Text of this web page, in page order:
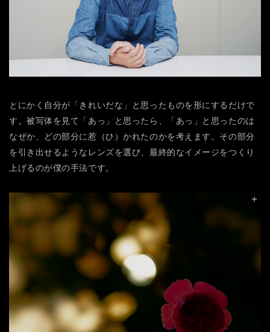
とにかく自分が「きれいだな」と思ったものを形にするだけで
す。被写体を見て「あっ」と思ったら、「あっ」と思ったのは
なぜか、どの部分に惹（ひ）かれたのかを考えます。その部分
を引き出せるようなレンズを選び、最終的なイメージをつくり
上げるのが僕の手法です。